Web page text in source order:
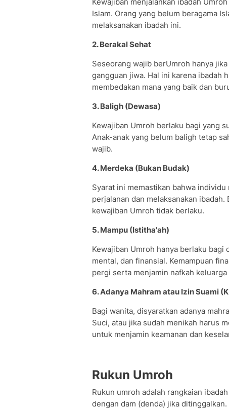
Islam. Orang yang belum beragama
melaksanakan ibadah ini.
2. Berakal Sehat
Seseorang wajib berUmroh hanya
gangguan jiwa. Hal ini karena ibadah
membedakan mana yang baik dan
3. Baligh (Dewasa)
Kewajiban Umroh berlaku bagi yang
Anak-anak yang belum baligh tetap
wajib.
4. Merdeka (Bukan Budak)
Syarat ini memastikan bahwa
perjalanan dan melaksanakan
kewajiban Umroh tidak berlaku.
5. Mampu (Istitha'ah)
Kewajiban Umroh hanya berlaku
mental, dan finansial. Kemampuan
pergi serta menjamin nafkah
6. Adanya Mahram atau Izin Suami
Bagi wanita, disyaratkan adanya
Suci, atau jika sudah menikah harus
untuk menjamin keamanan dan
Rukun Umroh
Rukun umroh adalah rangkaian
dengan dam (denda) jika